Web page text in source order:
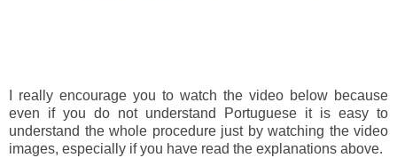
I really encourage you to watch the video below because
even if you do not understand Portuguese it is easy to
understand the whole procedure just by watching the video
images, especially if you have read the explanations above.